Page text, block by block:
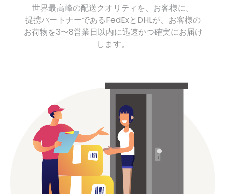
世界最高峰の配送クオリティを、お客様に。
提携パートナーであるFedExとDHLが、お客様の
お荷物を3〜8営業日以内に迅速かつ確実にお届け
します。